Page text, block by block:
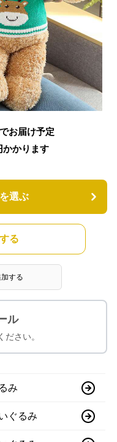
お届け予定
かかります
選ぶ
る
する
ル
ださい。
み
ぐるみ